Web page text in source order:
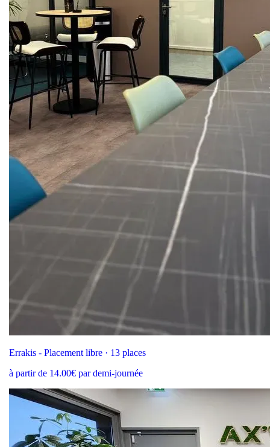
Errakis - Placement libre · 13 places
à partir de 14.00€ par demi-journée